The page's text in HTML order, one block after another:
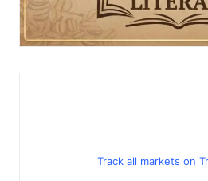
Track all markets on